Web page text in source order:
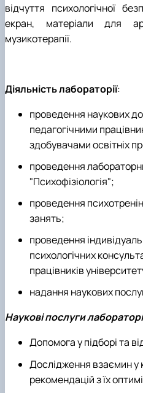
відчуття психологічної
екран, матеріали для
музикотерапії.
Діяльність лабораторії:
проведення наукових
педагогічними
здобувачами освітніх
проведення
"Психофізіологія";
проведення
занять;
проведення
психологічних
працівників
надання наукових
Наукові послуги
Допомога у підборі та
Дослідження взаємин у
рекомендацій з їх